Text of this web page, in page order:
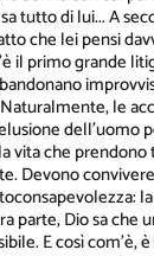
tutto di lui... A
che lei pensi
il primo grande
le
dell'uomo
vita che
Devono
parte, Dio sa
E così com'è,